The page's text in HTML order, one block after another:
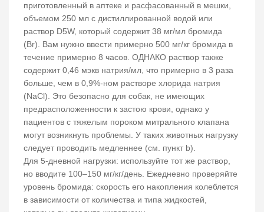
приготовленный в аптеке и расфасованный в мешки,
объемом 250 мл с дистиллированной водой или
раствор D5W, который содержит 38 мг/мл бромида
(Br). Вам нужно ввести примерно 500 мг/кг бромида в
течение примерно 8 часов. ОДНАКО раствор также
содержит 0,46 мэкв натрия/мл, что примерно в 3 раза
больше, чем в 0,9%-ном растворе хлорида натрия
(NaCl). Это безопасно для собак, не имеющих
предрасположенности к застою крови, однако у
пациентов с тяжелым пороком митрального клапана
могут возникнуть проблемы. У таких животных нагрузку
следует проводить медленнее (см. пункт b).
Для 5-дневной нагрузки: используйте тот же раствор,
но вводите 100–150 мг/кг/день. Ежедневно проверяйте
уровень бромида: скорость его накопления колеблется
в зависимости от количества и типа жидкостей,